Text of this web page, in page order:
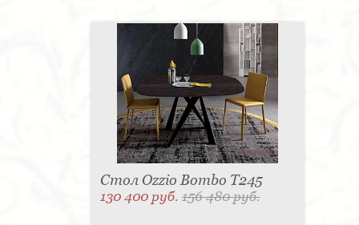
Стол Ozzio Bombo T245
130 400 руб.156 480 руб.